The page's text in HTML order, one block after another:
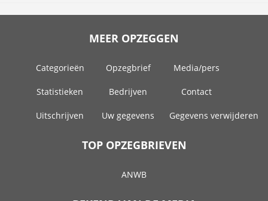
MEER OPZEGGEN
Categorieën Opzegbrief Media/pers
Statistieken Bedrijven Contact
Uitschrijven Uw gegevens Gegevens verwijderen
TOP OPZEGBRIEVEN
ANWB